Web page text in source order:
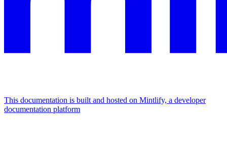
This documentation is built and hosted on Mintlify, a developer
documentation platform